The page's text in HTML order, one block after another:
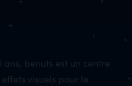
ans, benuts est un centre
visuels pour le